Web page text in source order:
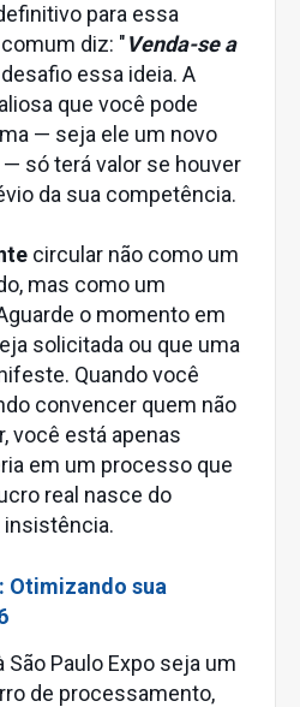
para essa
diz: "Venda-se a
desafio essa ideia. A
que você pode
— seja ele um novo
só terá valor se houver
da sua competência.
circular não como um
mas como um
o momento em
solicitada ou que uma
Quando você
convencer quem não
você está apenas
em um processo que
real nasce do
insistência.
Otimizando sua
São Paulo Expo seja um
de processamento,